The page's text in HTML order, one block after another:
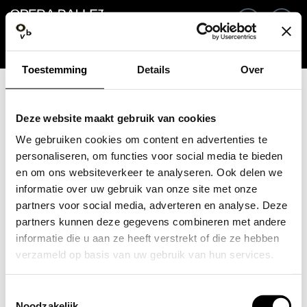
Toestemming Details Over
Deze website maakt gebruik van cookies
We gebruiken cookies om content en advertenties te
personaliseren, om functies voor social media te bieden
en om ons websiteverkeer te analyseren. Ook delen we
informatie over uw gebruik van onze site met onze
partners voor social media, adverteren en analyse. Deze
partners kunnen deze gegevens combineren met andere
informatie die u aan ze heeft verstrekt of die ze hebben
verzameld op basis van uw gebruik van hun services.
Password Forgot password?
Create profile